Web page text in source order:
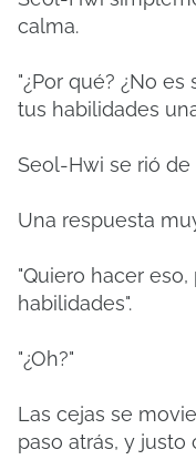
calma.
"¿Por qué? ¿No es
tus habilidades
Seol-Hwi se rió
Una respuesta
"Quiero hacer
habilidades".
"¿Oh?"
Las cejas se
paso atrás, y